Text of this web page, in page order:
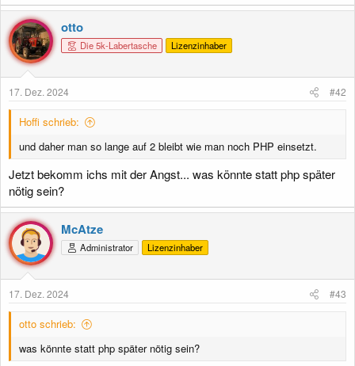
a
k
t
i
o
n
otto
Die 5k-Labertasche Lizenzinhaber
17. Dez. 2024 #42
Hoffi schrieb:
und daher man so lange auf 2 bleibt wie man noch PHP einsetzt.
Jetzt bekomm ichs mit der Angst... was könnte statt php später
nötig sein?
McAtze
Administrator Lizenzinhaber
17. Dez. 2024 #43
otto schrieb:
was könnte statt php später nötig sein?